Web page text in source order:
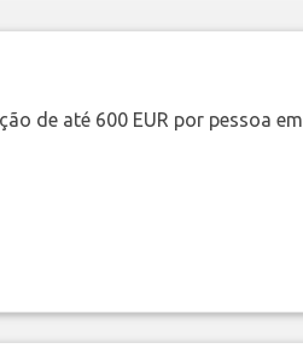
de até 600 EUR por pessoa em